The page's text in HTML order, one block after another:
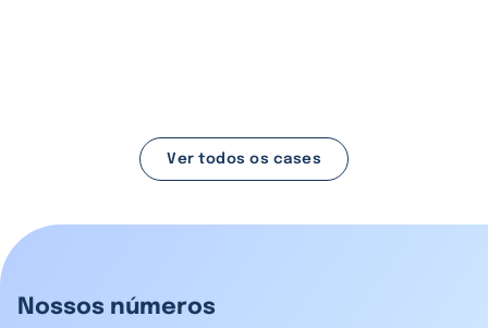
Ver todos os cases
Nossos números